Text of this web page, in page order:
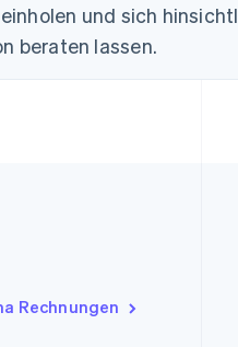
und sich
beraten lassen.
Rechnungen